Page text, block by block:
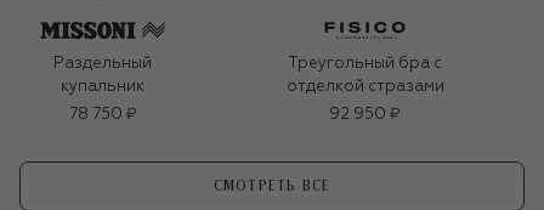
Раздельный
купальник
78 750 ₽
Треугольный бра с
отделкой стразами
92 950 ₽
СМОТРЕТЬ ВСЕ